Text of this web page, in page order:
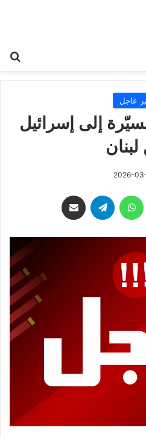
عاجل
إلى ⁧‫إسرائيل‬⁩
2026-
ماسنجر واتساب تيلقرام